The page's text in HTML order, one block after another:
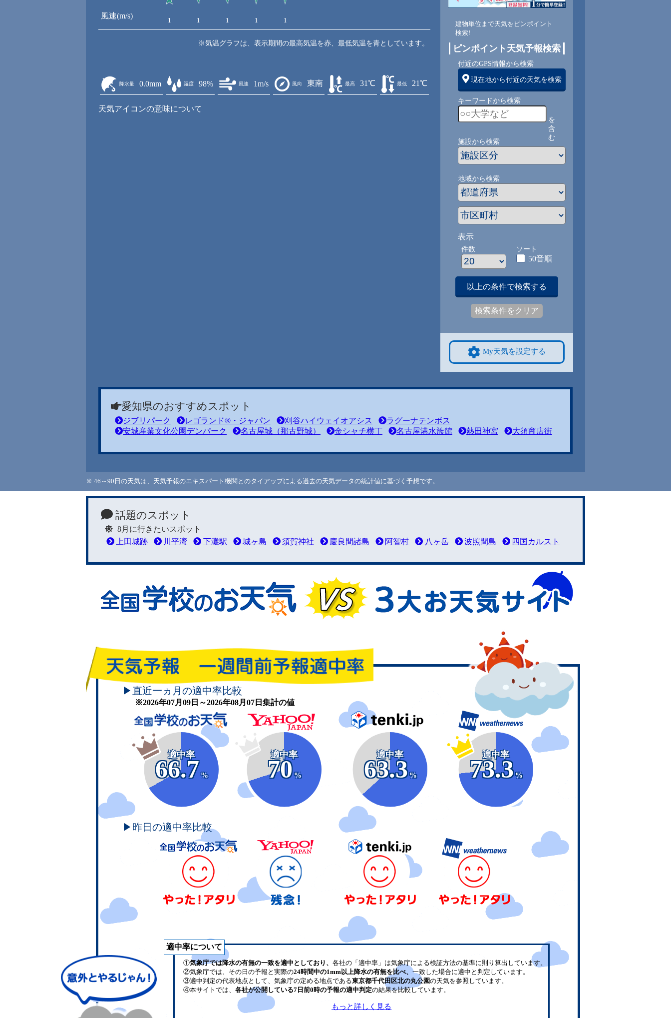
風速(m/s)
1 1 1 1 1
※気温グラフは、表示期間の最高気温を赤、最低気温を青としています。
降水量 0.0mm 湿度 98% 風速 1m/s 風向 東南 最高 31℃ 最低 21℃
天気アイコンの意味について
建物単位まで天気をピンポイント
検索!
ピンポイント天気予報検索
付近のGPS情報から検索
現在地から付近の天気を検索
キーワードから検索
を
含
む
施設から検索
地域から検索
表示
件数 ソート
50音順
以上の条件で検索する
検索条件をクリア
My天気を設定する
愛知県のおすすめスポット
ジブリパーク レゴランド®・ジャパン 刈谷ハイウェイオアシス
ラグーナテンボス
安城産業文化公園デンパーク
名古屋城（那古野城） 金シャチ横丁 名古屋港水族館 熱田神宮 大須商店街
※ 46～90日の天気は、天気予報のエキスパート機関とのタイアップによる過去の天気データの統計値に基づく予想です。
話題のスポット
8月に行きたいスポット
上田城跡
川平湾 下灘駅 城ヶ島 須賀神社 慶良間諸島 阿智村 八ヶ岳 波照間島 四国カルスト
▶直近一ヵ月の適中率比較
※2026年07月09日～2026年08月07日集計の値
適中率
66.7
%
適中率
70
%
適中率
63.3
%
適中率
73.3
%
▶昨日の適中率比較
適中率について
①気象庁では降水の有無の一致を適中としており、 各社の「適中率」は気象庁による検証方法の基準に則り算出しています。
②気象庁では、その日の予報と実際の24時間中の1mm以上降水の有無を比べ、 一致した場合に適中と判定しています。
③適中判定の代表地点として、気象庁の定める地点である東京都千代田区北の丸公園の天気を参照しています。
④本サイトでは、 各社が公開している7日前0時の予報の適中判定の結果を比較しています。
もっと詳しく見る